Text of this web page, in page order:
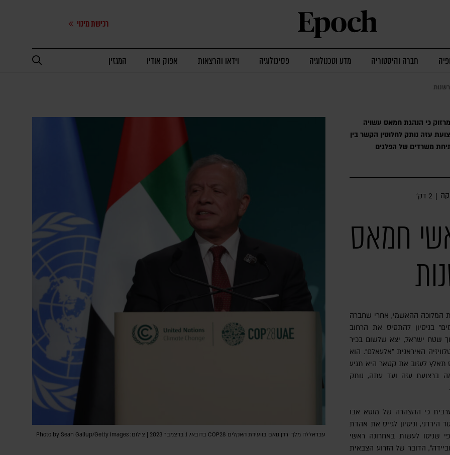
רכישת מינוי
חברה והיסטוריה מדע וטכנולוגיה פסיכולוגיה וידאו והרצאות אפוק אודיו המגזין
כי הנהגת חמאס עשויה
עזה נותק לחלוטין הקשר בין
משרדים של הפלגים
| 2 דק׳
חמאס
המלוכה ההאשמי, אחרי שחברה
בניסיון להתסיס את הרחוב
שטח ישראל, יצא שלשום בכיר
האיראנית "אלעאלם". הוא
לעזוב את קטאר היא תגיע
ברצועת עזה ועד עתה, נותק
כי ההצהרה של מוסא אבו
הירדני, וניסיון לגייס את אהדת
שניסו לעשות באחרונה ראשי
הדובר של הזרוע הצבאית
עבדאללה מלך ירדן נואם בוועידת האקלים COP28 בדובאי, 1 בדצמבר 2023 | צילום: Photo by Sean Gallup/Getty Images